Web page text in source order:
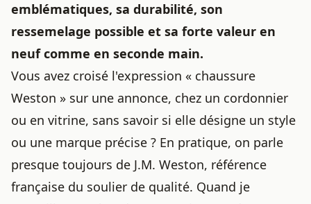
emblématiques, sa durabilité, son
ressemelage possible et sa forte valeur en
neuf comme en seconde main.
Vous avez croisé l'expression « chaussure
Weston » sur une annonce, chez un cordonnier
ou en vitrine, sans savoir si elle désigne un style
ou une marque précise ? En pratique, on parle
presque toujours de J.M. Weston, référence
française du soulier de qualité. Quand je